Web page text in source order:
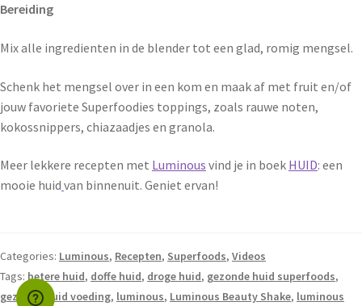
Bereiding
Mix alle ingredienten in de blender tot een glad, romig mengsel.
Schenk het mengsel over in een kom en maak af met fruit en/of
jouw favoriete Superfoodies toppings, zoals rauwe noten,
kokossnippers, chiazaadjes en granola.
Meer lekkere recepten met Luminous vind je in boek HUID: een
mooie huid van binnenuit. Geniet ervan!
Categories: Luminous, Recepten, Superfoods, Videos
Tags: betere huid, doffe huid, droge huid, gezonde huid superfoods,
gezonde huid voeding, luminous, Luminous Beauty Shake, luminous